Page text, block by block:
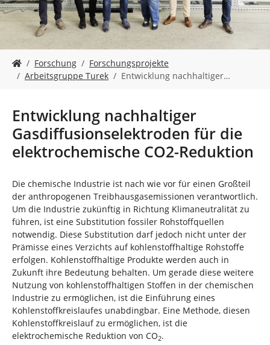
i
n
d
i
r
:
Forschung
Forschungsprojekte
Arbeitsgruppe Turek
Entwicklung nachhaltiger…
Entwicklung nachhaltiger
Gasdiffusionselektroden für die
elektrochemische CO2-Reduktion
Die chemische Industrie ist nach wie vor für einen Großteil
der anthropogenen Treibhausgasemissionen verantwortlich.
Um die Industrie zukünftig in Richtung Klimaneutralität zu
führen, ist eine Substitution fossiler Rohstoffquellen
notwendig. Diese Substitution darf jedoch nicht unter der
Prämisse eines Verzichts auf kohlenstoffhaltige Rohstoffe
erfolgen. Kohlenstoffhaltige Produkte werden auch in
Zukunft ihre Bedeutung behalten. Um gerade diese weitere
Nutzung von kohlenstoffhaltigen Stoffen in der chemischen
Industrie zu ermöglichen, ist die Einführung eines
Kohlenstoffkreislaufes unabdingbar. Eine Methode, diesen
Kohlenstoffkreislauf zu ermöglichen, ist die
elektrochemische Reduktion von CO2.